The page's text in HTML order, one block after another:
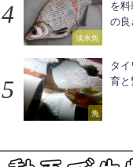
淡水魚
を
の良
魚
タイ
育と